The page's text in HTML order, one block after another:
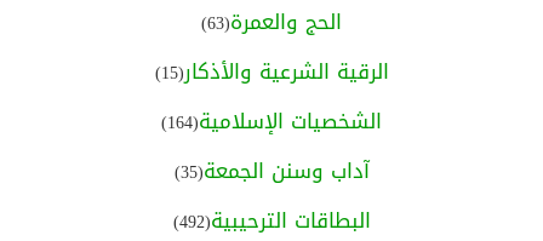
الحج والعمرة(63)
الرقية الشرعية والأذكار(15)
الشخصيات الإسلامية(164)
آداب وسنن الجمعة(35)
البطاقات الترحيبية(492)